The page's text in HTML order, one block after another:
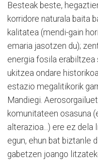
Besteak beste,
korridore naturala baita
kalitatea (mendi-gain
emaria jasotzen du);
energia fosila
ukitzea ondare
estazio megalitikorik
Mandiegi.
komunitateen osasuna
alterazioa...) ere ez dela
egun, ehun bat biztanle
gabetzen joango